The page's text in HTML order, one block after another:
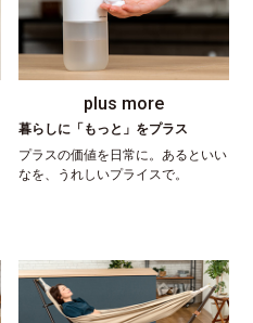
plus more
暮らしに「もっと」をプラス
プラスの価値を日常に。あるといい
なを、うれしいプライスで。